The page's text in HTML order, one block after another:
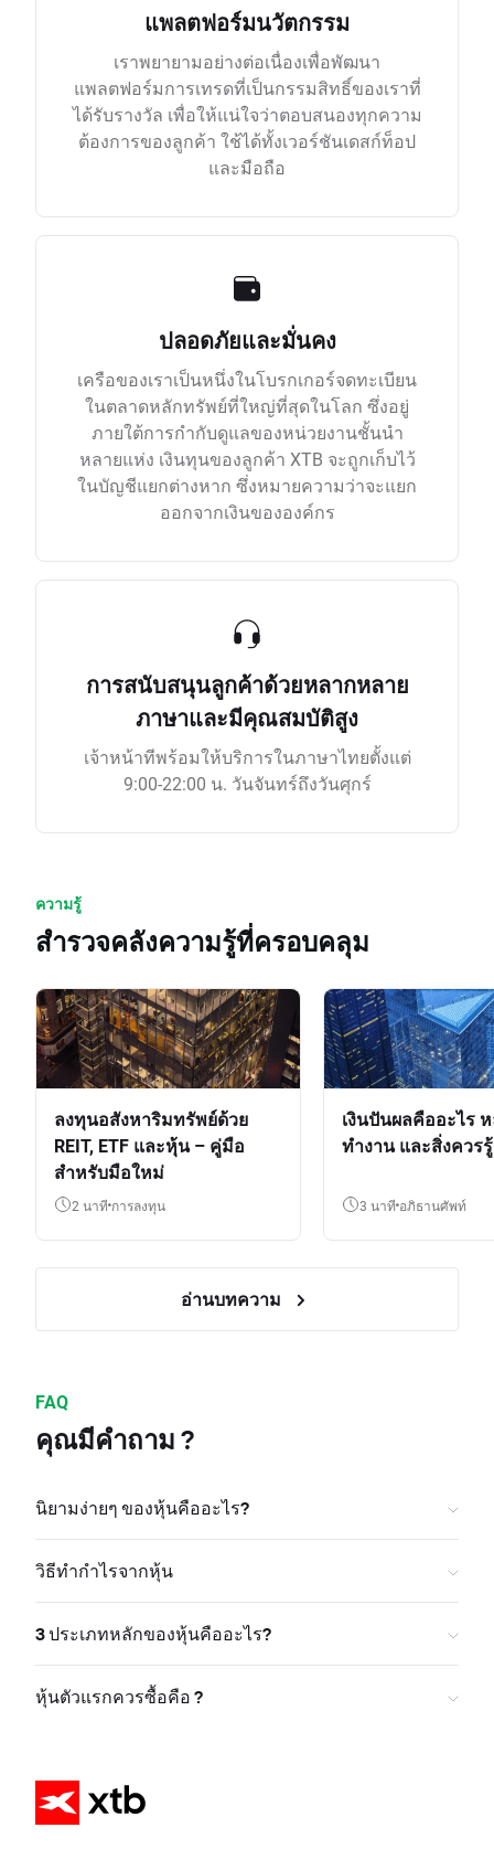
แพลตฟอร์มนวัตกรรม
เราพยายามอย่างต่อเนื่องเพื่อพัฒนา
แพลตฟอร์มการเทรดที่เป็นกรรมสิทธิ์ของเราที่
ได้รับรางวัล เพื่อให้แน่ใจว่าตอบสนองทุกความ
ต้องการของลูกค้า ใช้ได้ทั้งเวอร์ชันเดสก์ท็อป
และมือถือ
ปลอดภัยและมั่นคง
เครือของเราเป็นหนึ่งในโบรกเกอร์จดทะเบียน
ในตลาดหลักทรัพย์ที่ใหญ่ที่สุดในโลก ซึ่งอยู่
ภายใต้การกำกับดูแลของหน่วยงานชั้นนำ
หลายแห่ง เงินทุนของลูกค้า XTB จะถูกเก็บไว้
ในบัญชีแยกต่างหาก ซึ่งหมายความว่าจะแยก
ออกจากเงินขององค์กร
การสนับสนุนลูกค้าด้วยหลากหลาย
ภาษาและมีคุณสมบัติสูง
เจ้าหน้าทีพร้อมให้บริการในภาษาไทยตั้งแต่
9:00-22:00 น. วันจันทร์ถึงวันศุกร์
ความรู้
สำรวจคลังความรู้ที่ครอบคลุม
ลงทุนอสังหาริมทรัพย์ด้วย
REIT, ETF และหุ้น – คู่มือ
สำหรับมือใหม่
2 นาที การลงทุน
เงินปันผลคืออะไร
ทำงาน และสิ่งควรรู้
3 นาที อภิธานศัพท์
อ่านบทความ
FAQ
คุณมีคำถาม ?
นิยามง่ายๆ ของหุ้นคืออะไร?
วิธีทำกำไรจากหุ้น
3 ประเภทหลักของหุ้นคืออะไร?
หุ้นตัวแรกควรซื้อคือ ?